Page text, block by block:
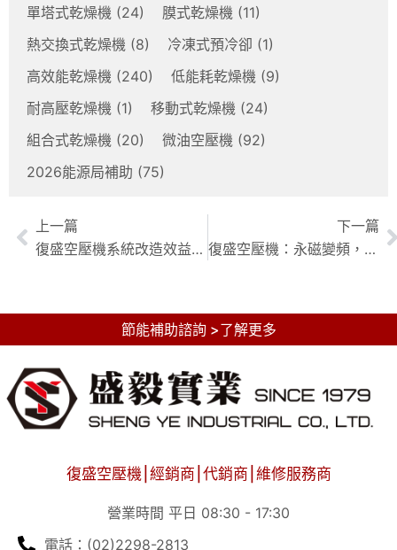
單塔式乾燥機 (24) 膜式乾燥機 (11)
熱交換式乾燥機 (8) 冷凍式預冷卻 (1)
高效能乾燥機 (240) 低能耗乾燥機 (9)
耐高壓乾燥機 (1) 移動式乾燥機 (24)
組合式乾燥機 (20) 微油空壓機 (92)
2026能源局補助 (75)
上一篇
復盛空壓機系統改造效益：舊系統升級至永磁變頻，節能效益量化分析
下一篇
復盛空壓機：永磁變頻，碳足跡減量實戰攻略
節能補助諮詢 >了解更多
復盛空壓機⎮經銷商⎮代銷商⎮維修服務商
營業時間 平日 08:30 - 17:30
電話：(02)2298-2813